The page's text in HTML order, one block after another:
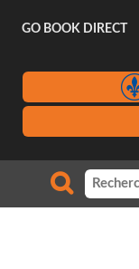
GO BOOK DIRECT